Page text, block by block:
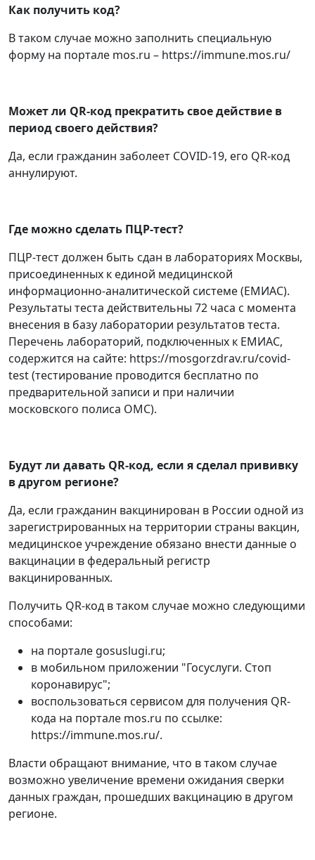
Как получить код?
В таком случае можно заполнить специальную
форму на портале mos.ru – https://immune.mos.ru/
Может ли QR-код прекратить свое действие в
период своего действия?
Да, если гражданин заболеет COVID-19, его QR-код
аннулируют.
Где можно сделать ПЦР-тест?
ПЦР-тест должен быть сдан в лабораториях Москвы,
присоединенных к единой медицинской
информационно-аналитической системе (ЕМИАС).
Результаты теста действительны 72 часа с момента
внесения в базу лаборатории результатов теста.
Перечень лабораторий, подключенных к ЕМИАС,
содержится на сайте: https://mosgorzdrav.ru/covid-
test (тестирование проводится бесплатно по
предварительной записи и при наличии
московского полиса ОМС).
Будут ли давать QR-код, если я сделал прививку
в другом регионе?
Да, если гражданин вакцинирован в России одной из
зарегистрированных на территории страны вакцин,
медицинское учреждение обязано внести данные о
вакцинации в федеральный регистр
вакцинированных.
Получить QR-код в таком случае можно следующими
способами:
на портале gosuslugi.ru;
в мобильном приложении "Госуслуги. Стоп
коронавирус";
воспользоваться сервисом для получения QR-
кода на портале mos.ru по ссылке:
https://immune.mos.ru/.
Власти обращают внимание, что в таком случае
возможно увеличение времени ожидания сверки
данных граждан, прошедших вакцинацию в другом
регионе.